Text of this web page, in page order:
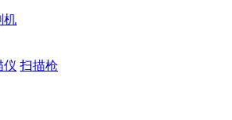
机
仪 扫描枪